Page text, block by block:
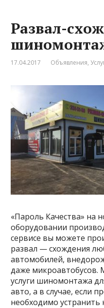
Развал-
17.04.2017 Объявления,
«Пароль Качества»
оборудовании
сервисе вы можете
развал — схождения
автомобилей,
даже микроавтобусов.
услуги шиномонтажа
авто, а в случае, если
необходимо устранить